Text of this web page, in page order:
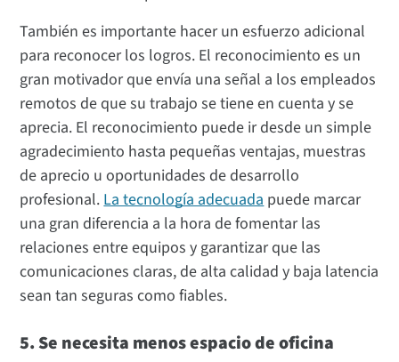
También es importante hacer un esfuerzo adicional
para reconocer los logros. El reconocimiento es un
gran motivador que envía una señal a los empleados
remotos de que su trabajo se tiene en cuenta y se
aprecia. El reconocimiento puede ir desde un simple
agradecimiento hasta pequeñas ventajas, muestras
de aprecio u oportunidades de desarrollo
profesional.La tecnología adecuadapuede marcar
una gran diferencia a la hora de fomentar las
relaciones entre equipos y garantizar que las
comunicaciones claras, de alta calidad y baja latencia
sean tan seguras como fiables.
5. Se necesita menos espacio de oficina